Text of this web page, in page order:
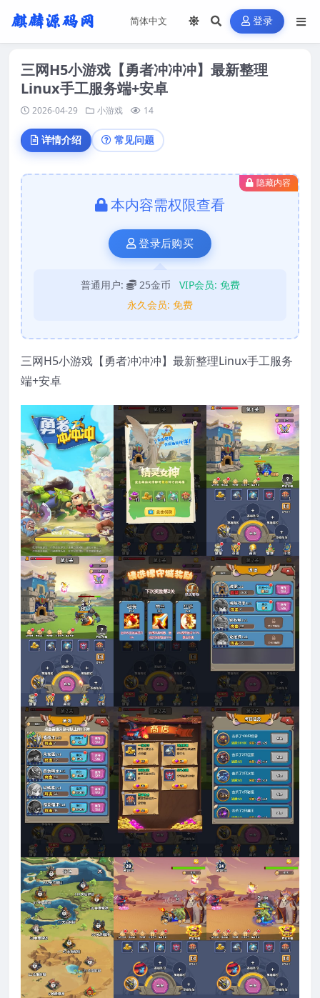
登录
三网H5小游戏【勇者冲冲冲】最新整理
Linux手工服务端+安卓
2026-04-29 小游戏 14
详情介绍 常见问题
隐藏内容
本内容需权限查看
登录后购买
普通用户: 25金币 VIP会员: 免费
永久会员: 免费
三网H5小游戏【勇者冲冲冲】最新整理Linux手工服务
端+安卓